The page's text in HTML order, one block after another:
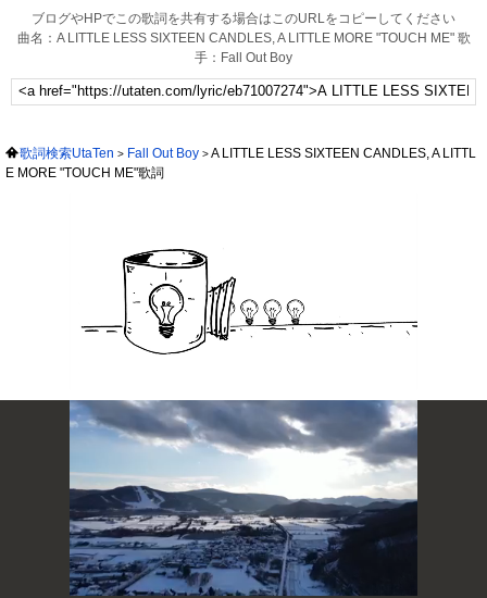
ブログやHPでこの歌詞を共有する場合はこのURLをコピーしてください
曲名：A LITTLE LESS SIXTEEN CANDLES, A LITTLE MORE "TOUCH ME" 歌
手：Fall Out Boy
歌詞検索UtaTen Fall Out Boy
A LITTLE LESS SIXTEEN CANDLES, A LITTL
E MORE "TOUCH ME"歌詞